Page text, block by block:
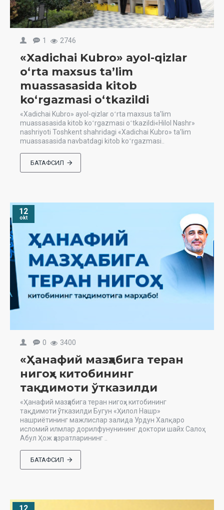
1 2746
«Xadichai Kubro» ayol-qizlar
oʻrta maxsus taʼlim
muassasasida kitob
koʻrgazmasi oʻtkazildi
«Xadichai Kubro» ayol-qizlar oʻrta maxsus taʼlim
muassasasida kitob koʻrgazmasi oʻtkazildi«Hilol Nashr»
nashriyoti Toshkent shahridagi «Xadichai Kubro» taʼlim
muassasasida navbatdagi kitob koʻrgazmasi..
БАТАФСИЛ
12
okt
0 3400
«Ҳанафий мазҳабига теран
нигоҳ» китобининг
тақдимоти ўтказилди
«Ҳанафий мазҳабига теран нигоҳ» китобининг
тақдимоти ўтказилди Бугун «Ҳилол Нашр»
нашриётининг мажлислар залида Урдун Халқаро
исломий илмлар дорилфунунининг доктори шайх Салоҳ
Абул Ҳож ҳазратларининг ..
БАТАФСИЛ